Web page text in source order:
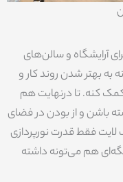
آرایشگاه و سالن‌های
به بهتر شدن روند کار و
کنه. تا درنهایت هم
باشن و از بودن در فضای
فقط قدرت نورپردازی
هم می‌تونه داشته